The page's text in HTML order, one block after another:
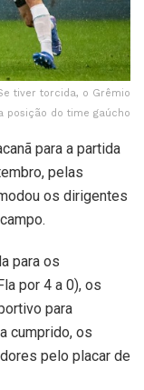
tiver torcida, o Grêmio
posição do time gaúcho
para a partida
pelas
os dirigentes
para os
por 4 a 0), os
para
cumprido, os
pelo placar de